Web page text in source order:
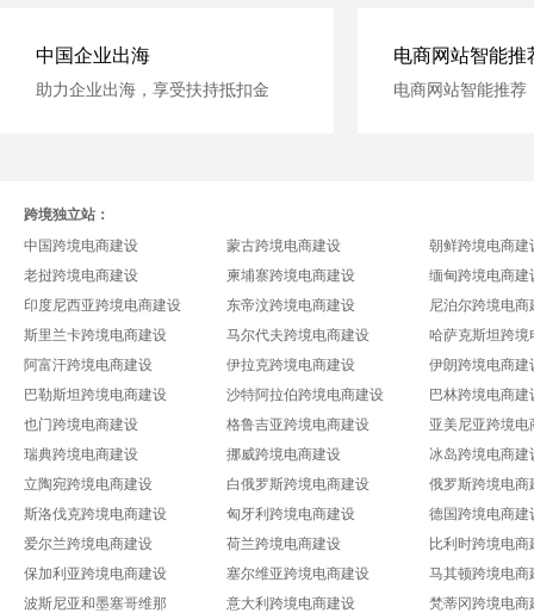
中国企业出海
助力企业出海，享受扶持抵扣金
电商网站智能推
电商网站智能推荐
跨境独立站：
中国跨境电商建设 蒙古跨境电商建设
朝鲜跨境电商建
老挝跨境电商建设
柬埔寨跨境电商建设
缅甸跨境电商建
印度尼西亚跨境电商建设
东帝汶跨境电商建设
尼泊尔跨境电商
斯里兰卡跨境电商建设
马尔代夫跨境电商建设
哈萨克斯坦跨境
阿富汗跨境电商建设
伊拉克跨境电商建设
伊朗跨境电商建
巴勒斯坦跨境电商建设
沙特阿拉伯跨境电商建设
巴林跨境电商建
也门跨境电商建设
格鲁吉亚跨境电商建设
亚美尼亚跨境电
瑞典跨境电商建设
挪威跨境电商建设
冰岛跨境电商建
立陶宛跨境电商建设
白俄罗斯跨境电商建设
俄罗斯跨境电商
斯洛伐克跨境电商建设
匈牙利跨境电商建设
德国跨境电商建
爱尔兰跨境电商建设
荷兰跨境电商建设
比利时跨境电商
保加利亚跨境电商建设
塞尔维亚跨境电商建设
马其顿跨境电商
波斯尼亚和墨塞哥维那
意大利跨境电商建设
梵蒂冈跨境电商